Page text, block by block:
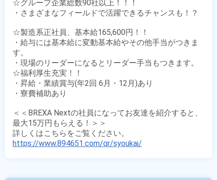
☆グループ企業総数90社以上！！！
・さまざまなフィールドで活躍できるチャンスも！？
☆製造系正社員、基本給165,600円！！
・給与には基本給に変動基本給やその他手当がつきま
す。
・現場のリーダーになるとリーダー手当もつきます。
☆福利厚生充実！！
・昇給・業績賞与(年2回 6月・12月)あり
・寮費補助あり
＜＜BREXA Nextの社員になってお友達を紹介すると、
最大15万円もらえる！＞＞
https://www.894651.com/qr/syoukai/